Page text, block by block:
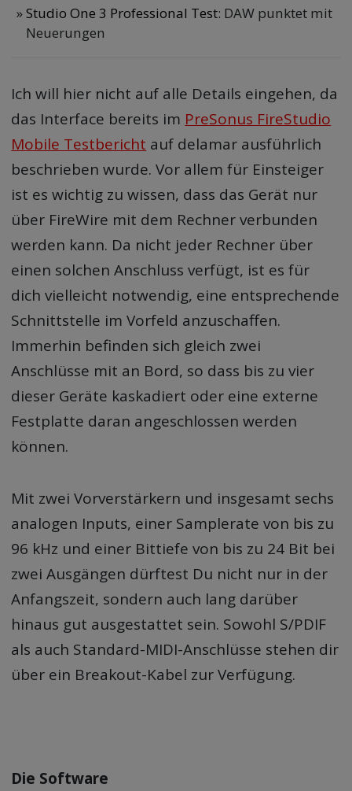
Studio One 3 Professional Test: DAW punktet mit
Neuerungen
Ich will hier nicht auf alle Details eingehen, da
das Interface bereits im PreSonus FireStudio
Mobile Testbericht auf delamar ausführlich
beschrieben wurde. Vor allem für Einsteiger
ist es wichtig zu wissen, dass das Gerät nur
über FireWire mit dem Rechner verbunden
werden kann. Da nicht jeder Rechner über
einen solchen Anschluss verfügt, ist es für
dich vielleicht notwendig, eine entsprechende
Schnittstelle im Vorfeld anzuschaffen.
Immerhin befinden sich gleich zwei
Anschlüsse mit an Bord, so dass bis zu vier
dieser Geräte kaskadiert oder eine externe
Festplatte daran angeschlossen werden
können.
Mit zwei Vorverstärkern und insgesamt sechs
analogen Inputs, einer Samplerate von bis zu
96 kHz und einer Bittiefe von bis zu 24 Bit bei
zwei Ausgängen dürftest Du nicht nur in der
Anfangszeit, sondern auch lang darüber
hinaus gut ausgestattet sein. Sowohl S/PDIF
als auch Standard-MIDI-Anschlüsse stehen dir
über ein Breakout-Kabel zur Verfügung.
Die Software